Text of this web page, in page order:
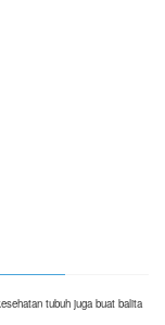
tubuh juga buat balita